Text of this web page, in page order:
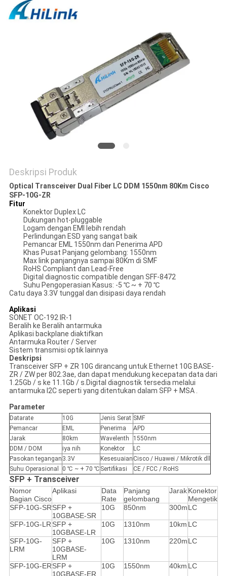
SITEMAP
Deskripsi Produk
Optical Transceiver Dual Fiber LC DDM 1550nm 80Km Cisco
SFP-10G-ZR
Fitur
Konektor Duplex LC
Dukungan hot-pluggable
Logam dengan EMI lebih rendah
Perlindungan ESD yang sangat baik
Pemancar EML 1550nm dan Penerima APD
Khas Pusat Panjang gelombang: 1550nm
Max link panjangnya sampai 80Km di SMF
RoHS Compliant dan Lead-Free
Digital diagnostic compatible dengan SFF-8472
Suhu Pengoperasian Kasus: -5 ℃ ~ + 70 ℃
Catu daya 3.3V tunggal dan disipasi daya rendah
Aplikasi
SONET OC-192 IR-1
Beralih ke Beralih antarmuka
Aplikasi backplane diaktifkan
Antarmuka Router / Server
Sistem transmisi optik lainnya
Deskripsi
Transceiver SFP + ZR 10G dirancang untuk Ethernet 10G BASE-
ZR / ZW per 802.3ae, dan dapat mendukung kecepatan data dari
1.25Gb / s ke 11.1Gb / s.Digital diagnostik tersedia melalui
antarmuka I2C seperti yang ditentukan dalam SFP + MSA .
Parameter
Datarate 10G Jenis Serat SMF
Pemancar
EML Penerima
APD
Jarak
80km Wavelenth
1550nm
DDM / DOM
iya nih Konektor
LC
Pasokan tegangan 3.3V Kesesuaian Cisco / Huawei / Mikrotik dll
Suhu Operasional
0 ℃ ~ + 70 ℃ Sertifikasi CE / FCC / RoHS
SFP + Transceiver
Nomor
Bagian Cisco
Aplikasi
Data
Rate
Panjang
gelombang
JarakKonektor
Mengetik
SFP-10G-SRSFP +
10GBASE-SR
10G 850nm 300mLC
SFP-10G-LRSFP +
10GBASE-LR
10G 1310nm 10km LC
SFP-10G-
LRM
SFP +
10GBASE-
LRM
10G 1310nm 220mLC
SFP-10G-ERSFP +
10GBASE-ER
10G 1550nm 40km LC